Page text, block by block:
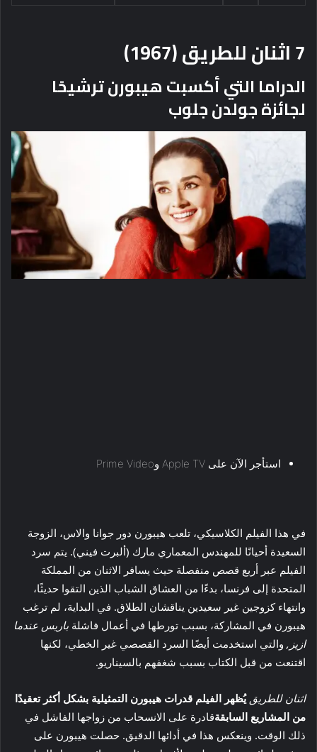
7اثنان للطريق (1967)
الدراما التي أكسبت هيبورن ترشيحًا
لجائزة جولدن جلوب
استأجر الآن على Apple TV وPrime Video
في هذا الفيلم الكلاسيكي، تلعب هيبورن دور جوانا والاس، الزوجة
السعيدة أحيانًا للمهندس المعماري مارك (ألبرت فيني). يتم سرد
الفيلم عبر أربع قصص منفصلة حيث يسافر الاثنان من المملكة
المتحدة إلى فرنسا، بدءًا من العشاق الشباب الذين التقوا حديثًا،
وانتهاء كزوجين غير سعيدين يناقشان الطلاق. في البداية، لم ترغب
هيبورن في المشاركة، بسبب تورطها في أعمال فاشلة باريس عندما
ازيز, والتي استخدمت أيضًا السرد القصصي غير الخطي، لكنها
اقتنعت من قبل الكتاب بسبب شغفهم بالسيناريو.
اثنان للطريقيُظهر الفيلم قدرات هيبورن التمثيلية بشكل أكثر تعقيدًا
من المشاريع السابقةقادرة على الانسحاب من زواجها الفاشل في
ذلك الوقت. وينعكس هذا في أدائها الدقيق. حصلت هيبورن على